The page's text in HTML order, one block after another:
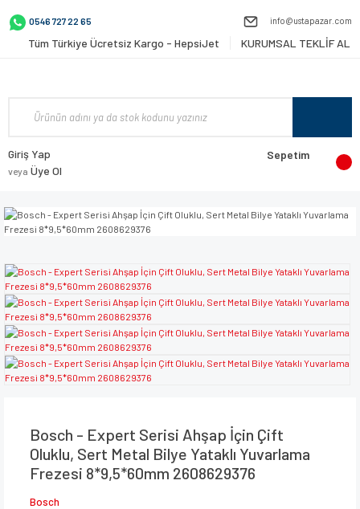
0546 727 22 65 info@ustapazar.com
Tüm Türkiye Ücretsiz Kargo - HepsiJet KURUMSAL TEKLİF AL
Giriş Yap
veya Üye Ol
Sepetim
Bosch - Expert Serisi Ahşap İçin Çift
Oluklu, Sert Metal Bilye Yataklı Yuvarlama
Frezesi 8*9,5*60mm 2608629376
Bosch